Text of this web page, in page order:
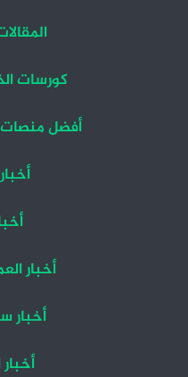
كورسات
أفضل منصات
أخبار
أخبار